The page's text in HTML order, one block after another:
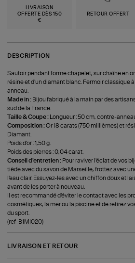
LIVRAISON
OFFERTE DÈS 150
€
RETOUR OFFERT
DESCRIPTION
Sautoir pendant forme chapelet, sur chaîne en
résine et d'un diamant blanc. Fermoir classique
anneau.
Made in : Bijou fabriqué à la main par des
sud de la France.
Taille & Coupe : Longueur : 50 cm, contre-
Composition :Or 18 carats (750 millièmes) et
Diamant.
Poids d'or : 1,50 g.
Poids des pierres : 0,04 carat.
Conseil d'entretien : Pour raviver l'éclat de vos
tiède avec du savon de Marseille, frottez avec
l'eau clair. Essuyez-les avec un chiffon doux et
avant de les porter à nouveau.
Il est recommandé d'éviter le contact avec les
cosmétiques, la mer ou la piscine et de retirez
du sport.
(ref-B1MI020)
LIVRAISON ET RETOUR